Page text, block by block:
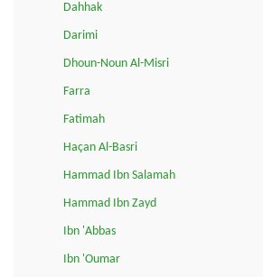
Dahhak
Darimi
Dhoun-Noun Al-Misri
Farra
Fatimah
Haçan Al-Basri
Hammad Ibn Salamah
Hammad Ibn Zayd
Ibn 'Abbas
Ibn 'Oumar